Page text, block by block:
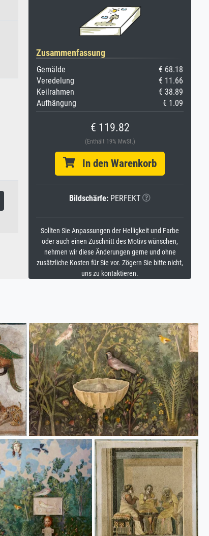
Zusammenfassung
Gemälde
€ 68.18
Veredelung
€ 11.66
Keilrahmen
€ 38.89
Aufhängung
€ 1.09
€ 119.82
(Enthält 19% MwSt.)
In den Warenkorb
Bildschärfe: PERFEKT
Sollten Sie Anpassungen der Helligkeit und Farbe
oder auch einen Zuschnitt des Motivs wünschen,
nehmen wir diese Änderungen gerne und ohne
zusätzliche Kosten für Sie vor. Zögern Sie bitte nicht,
uns zu kontaktieren.